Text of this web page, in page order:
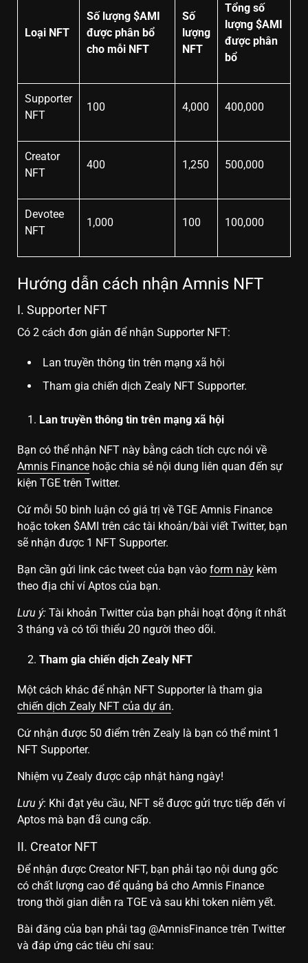
Loại NFT
Số lượng $AMI
được phân bổ
cho mỗi NFT
Số
lượng
NFT
Tổng số
lượng $AMI
được phân
bổ
Supporter
NFT
100 4,000 400,000
Creator
NFT
400 1,250 500,000
Devotee
NFT
1,000 100 100,000
Hướng dẫn cách nhận Amnis NFT
I. Supporter NFT
Có 2 cách đơn giản để nhận Supporter NFT:
Lan truyền thông tin trên mạng xã hội
Tham gia chiến dịch Zealy NFT Supporter.
Lan truyền thông tin trên mạng xã hội
Bạn có thể nhận NFT này bằng cách tích cực nói về
Amnis Finance hoặc chia sẻ nội dung liên quan đến sự
kiện TGE trên Twitter.
Cứ mỗi 50 bình luận có giá trị về TGE Amnis Finance
hoặc token $AMI trên các tài khoản/bài viết Twitter, bạn
sẽ nhận được 1 NFT Supporter.
Bạn cần gửi link các tweet của bạn vào form này kèm
theo địa chỉ ví Aptos của bạn.
Lưu ý: Tài khoản Twitter của bạn phải hoạt động ít nhất
3 tháng và có tối thiểu 20 người theo dõi.
Tham gia chiến dịch Zealy NFT
Một cách khác để nhận NFT Supporter là tham gia
chiến dịch Zealy NFT của dự án.
Cứ nhận được 50 điểm trên Zealy là bạn có thể mint 1
NFT Supporter.
Nhiệm vụ Zealy được cập nhật hàng ngày!
Lưu ý: Khi đạt yêu cầu, NFT sẽ được gửi trực tiếp đến ví
Aptos mà bạn đã cung cấp.
II. Creator NFT
Để nhận được Creator NFT, bạn phải tạo nội dung gốc
có chất lượng cao để quảng bá cho Amnis Finance
trong thời gian diễn ra TGE và sau khi token niêm yết.
Bài đăng của bạn phải tag @AmnisFinance trên Twitter
và đáp ứng các tiêu chí sau: